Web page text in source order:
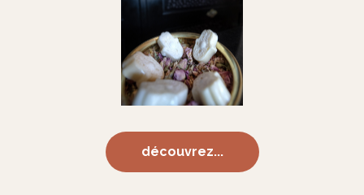
découvrez...